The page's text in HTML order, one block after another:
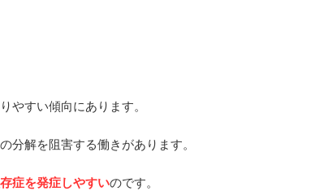
やすい傾向にあります。
分解を阻害する働きがあります。
症を発症しやすいのです。